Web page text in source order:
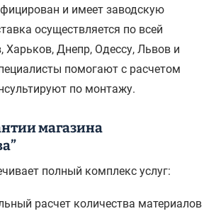
и имеет заводскую
осуществляется по всей
Харьков, Днепр, Одессу, Львов и
помогают с расчетом
по монтажу.
магазина
полный комплекс услуг:
расчет количества материалов